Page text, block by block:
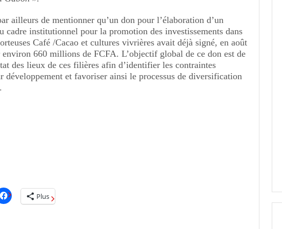
ailleurs de mentionner qu’un don pour l’élaboration d’un
cadre institutionnel pour la promotion des investissements dans
Café /Cacao et cultures vivrières avait déjà signé, en août
environ 660 millions de FCFA. L’objectif global de ce don est de
des lieux de ces filières afin d’identifier les contraintes
développement et favoriser ainsi le processus de diversification
Plus